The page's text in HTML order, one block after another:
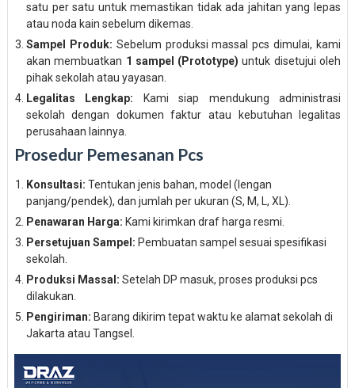
satu per satu untuk memastikan tidak ada jahitan yang lepas
atau noda kain sebelum dikemas.
Sampel Produk: Sebelum produksi massal pcs dimulai, kami
akan membuatkan 1 sampel (Prototype) untuk disetujui oleh
pihak sekolah atau yayasan.
Legalitas Lengkap: Kami siap mendukung administrasi
sekolah dengan dokumen faktur atau kebutuhan legalitas
perusahaan lainnya.
Prosedur Pemesanan Pcs
Konsultasi: Tentukan jenis bahan, model (lengan
panjang/pendek), dan jumlah per ukuran (S, M, L, XL).
Penawaran Harga: Kami kirimkan draf harga resmi.
Persetujuan Sampel: Pembuatan sampel sesuai spesifikasi
sekolah.
Produksi Massal: Setelah DP masuk, proses produksi pcs
dilakukan.
Pengiriman: Barang dikirim tepat waktu ke alamat sekolah di
Jakarta atau Tangsel.